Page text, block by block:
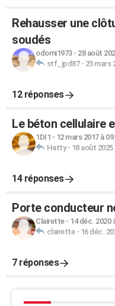
Rehausser une
soudés
odomi1973- 28 août
stf_jpd87- 23 mars
12 réponses
Le béton cellulaire
1DI1 - 12 mars 2017 à
Hatty- 18 août 2025
14 réponses
Porte conducteur
Clairette- 14 déc. 2020
clairette- 16 déc.
7 réponses